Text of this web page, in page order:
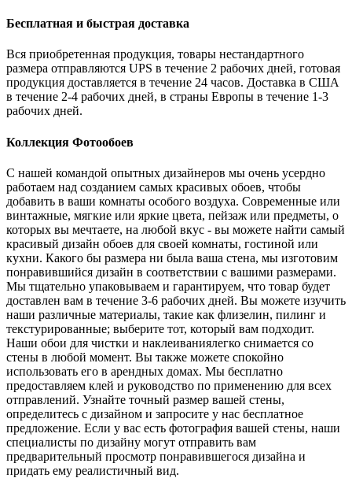
Бесплатная и быстрая доставка
Вся приобретенная продукция, товары нестандартного
размера отправляются UPS в течение 2 рабочих дней, готовая
продукция доставляется в течение 24 часов. Доставка в США
в течение 2-4 рабочих дней, в страны Европы в течение 1-3
рабочих дней.
Коллекция Фотообоев
С нашей командой опытных дизайнеров мы очень усердно
работаем над созданием самых красивых обоев, чтобы
добавить в ваши комнаты особого воздуха. Современные или
винтажные, мягкие или яркие цвета, пейзаж или предметы, о
которых вы мечтаете, на любой вкус - вы можете найти самый
красивый дизайн обоев для своей комнаты, гостиной или
кухни. Какого бы размера ни была ваша стена, мы изготовим
понравившийся дизайн в соответствии с вашими размерами.
Мы тщательно упаковываем и гарантируем, что товар будет
доставлен вам в течение 3-6 рабочих дней. Вы можете изучить
наши различные материалы, такие как флизелин, пилинг и
текстурированные; выберите тот, который вам подходит.
Наши обои для чистки и наклеиваниялегко снимается со
стены в любой момент. Вы также можете спокойно
использовать его в арендных домах. Мы бесплатно
предоставляем клей и руководство по применению для всех
отправлений. Узнайте точный размер вашей стены,
определитесь с дизайном и запросите у нас бесплатное
предложение. Если у вас есть фотография вашей стены, наши
специалисты по дизайну могут отправить вам
предварительный просмотр понравившегося дизайна и
придать ему реалистичный вид.